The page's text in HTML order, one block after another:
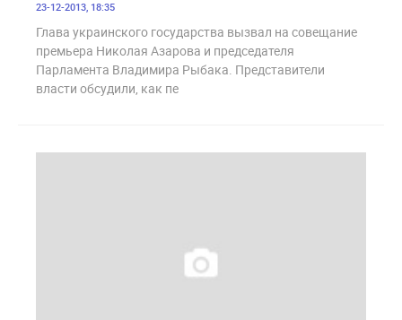
23-12-2013, 18:35
Глава украинского государства вызвал на совещание
премьера Николая Азарова и председателя
Парламента Владимира Рыбака. Представители
власти обсудили, как пе